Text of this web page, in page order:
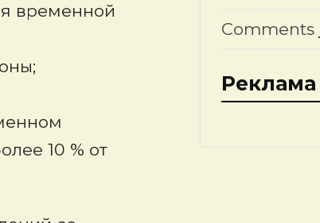
временной
10 % от
Comments
Реклама